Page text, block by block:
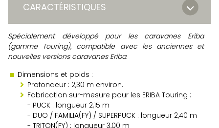
CARACTÉRISTIQUES
Spécialement développé pour les caravanes Eriba
(gamme Touring), compatible avec les anciennes et
nouvelles versions caravanes Eriba.
Dimensions et poids :
Profondeur : 2,30 m environ.
Fabrication sur-mesure pour les ERIBA Touring :
- PUCK : longueur 2,15 m
- DUO / FAMILIA(FY) / SUPERPUCK : longueur 2,40 m
- TRITON(FY) : longueur 3,00 m